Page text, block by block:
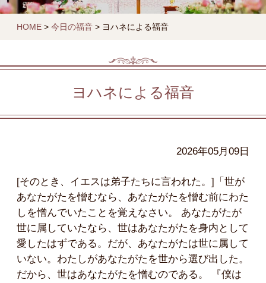
HOME > 今日の福音 > ヨハネによる福音
ヨハネによる福音
2026年05月09日
[そのとき、イエスは弟子たちに言われた。]「世が
あなたがたを憎むなら、あなたがたを憎む前にわた
しを憎んでいたことを覚えなさい。 あなたがたが
世に属していたなら、世はあなたがたを身内として
愛したはずである。だが、あなたがたは世に属して
いない。わたしがあなたがたを世から選び出した。
だから、世はあなたがたを憎むのである。 『僕は